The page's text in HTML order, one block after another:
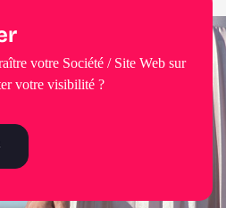
votre Société / Site Web sur
votre visibilité ?